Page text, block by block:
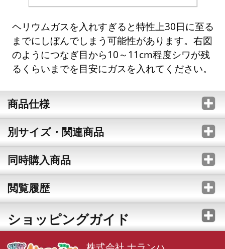
ヘリウムガスを入れすぎると特性上30日に至る
までにしぼんでしまう可能性があります。右図
のようにつなぎ目から10～11cm程度シワが残
るくらいまでを目安にガスを入れてください。
商品仕様
別サイズ・関連商品
同時購入商品
閲覧履歴
ショッピングガイド